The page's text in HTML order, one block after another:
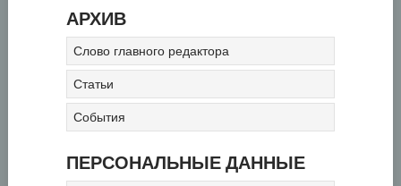
АРХИВ
Слово главного редактора
Статьи
События
ПЕРСОНАЛЬНЫЕ ДАННЫЕ